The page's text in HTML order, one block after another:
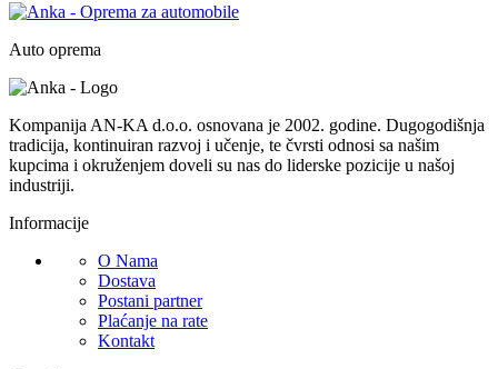
Auto oprema
Kompanija AN-KA d.o.o. osnovana je 2002. godine. Dugogodišnja
tradicija, kontinuiran razvoj i učenje, te čvrsti odnosi sa našim
kupcima i okruženjem doveli su nas do liderske pozicije u našoj
industriji.
Informacije
O Nama
Dostava
Postani partner
Plaćanje na rate
Kontakt